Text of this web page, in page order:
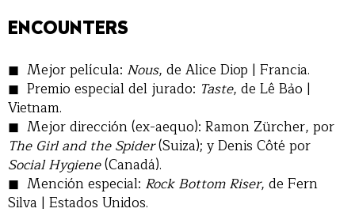
ENCOUNTERS
Mejor película: Nous, de Alice Diop | Francia.
Premio especial del jurado: Taste, de Lê Bảo |
Vietnam.
Mejor dirección (ex-aequo): Ramon Zürcher, por
The Girl and the Spider(Suiza); y Denis Côté por
Social Hygiene(Canadá).
Mención especial: Rock Bottom Riser, de Fern
Silva | Estados Unidos.